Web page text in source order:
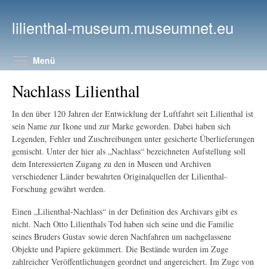
lilienthal-museum.museumnet.eu
Menü
Nachlass Lilienthal
In den über 120 Jahren der Entwicklung der Luftfahrt seit Lilienthal ist
sein Name zur Ikone und zur Marke geworden. Dabei haben sich
Legenden, Fehler und Zuschreibungen unter gesicherte Überlieferungen
gemischt. Unter der hier als „Nachlass“ bezeichneten Aufstellung soll
dem Interessierten Zugang zu den in Museen und Archiven
verschiedener Länder bewahrten Originalquellen der Lilienthal-
Forschung gewährt werden.
Einen „Lilienthal-Nachlass“ in der Definition des Archivars gibt es
nicht. Nach Otto Lilienthals Tod haben sich seine und die Familie
seines Bruders Gustav sowie deren Nachfahren um nachgelassene
Objekte und Papiere gekümmert. Die Bestände wurden im Zuge
zahlreicher Veröffentlichungen geordnet und angereichert. Im Zuge von